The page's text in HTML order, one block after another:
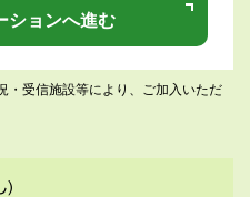
ションへ進む
・受信施設等により、ご加入いただ